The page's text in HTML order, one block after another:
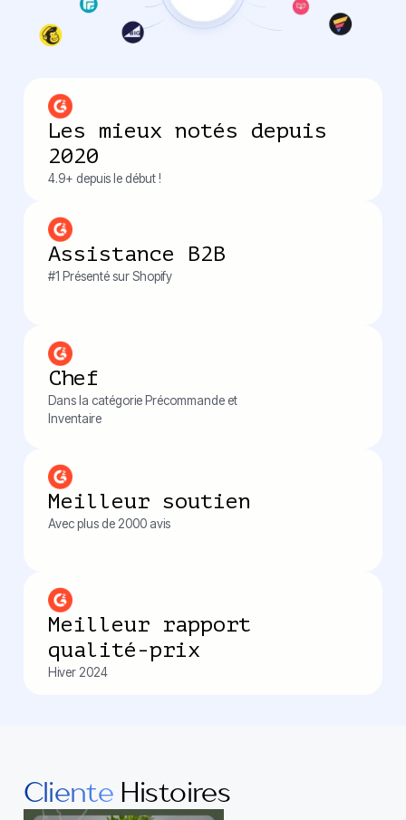
Les mieux notés depuis
2020
4.9+ depuis le début !
Assistance B2B
#1 Présenté sur Shopify
Chef
Dans la catégorie Précommande et
Inventaire
Meilleur soutien
Avec plus de 2000 avis
Meilleur rapport
qualité-prix
Hiver 2024
Cliente Histoires